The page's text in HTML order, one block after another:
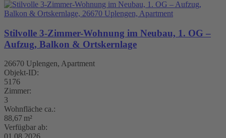
Stilvolle 3-Zimmer-Wohnung im Neubau, 1. OG –
Aufzug, Balkon & Ortskernlage
26670 Uplengen, Apartment
Objekt-ID:
5176
Zimmer:
3
Wohnfläche ca.:
88,67 m²
Verfügbar ab: